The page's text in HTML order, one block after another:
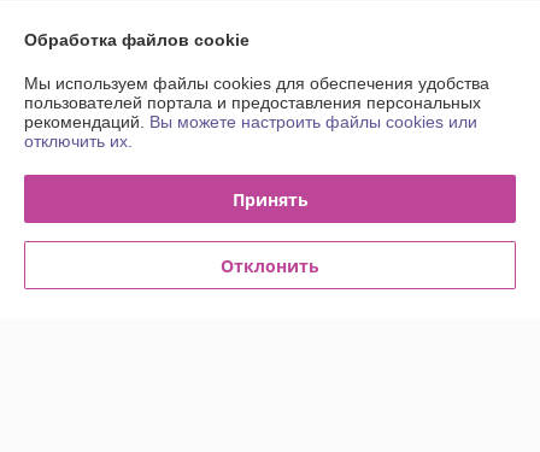
График работы
Политика обработки cookies
Обработка файлов cookie
Мы используем файлы cookies для обеспечения удобства
пользователей портала и предоставления персональных
рекомендаций. Вы можете настроить файлы cookies или
отключить их.
Принять
Отклонить